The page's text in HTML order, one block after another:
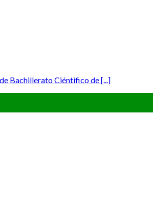
Bachillerato Ciéntifico de [...]